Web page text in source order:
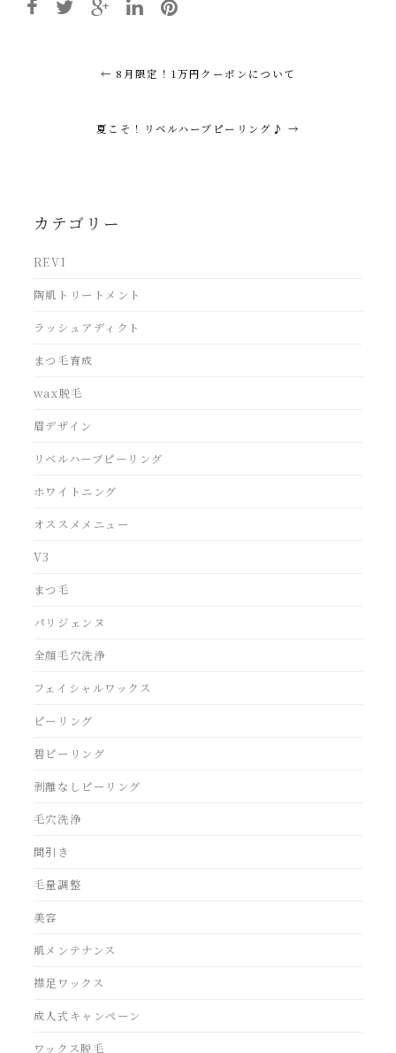
← 8月限定！1万円クーポンについて
夏こそ！リベルハーブピーリング♪ →
カテゴリー
REVI
陶肌トリートメント
ラッシュアディクト
まつ毛育成
wax脱毛
眉デザイン
リベルハーブピーリング
ホワイトニング
オススメメニュー
V3
まつ毛
パリジェンヌ
全顔毛穴洗浄
フェイシャルワックス
ピーリング
碧ピーリング
剥離なしピーリング
毛穴洗浄
間引き
毛量調整
美容
肌メンテナンス
襟足ワックス
成人式キャンペーン
ワックス脱毛